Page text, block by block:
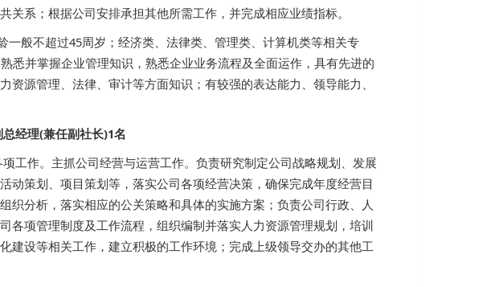
系；根据公司安排承担其他所需工作，并完成相应业绩指标。
一般不超过45周岁；经济类、法律类、管理类、计算机类等相关专
悉并掌握企业管理知识，熟悉企业业务流程及全面运作，具有先进的
源管理、法律、审计等方面知识；有较强的表达能力、领导能力、
经理(兼任副社长)1名
工作。主抓公司经营与运营工作。负责研究制定公司战略规划、发展
动策划、项目策划等，落实公司各项经营决策，确保完成年度经营目
织分析，落实相应的公关策略和具体的实施方案；负责公司行政、人
各项管理制度及工作流程，组织编制并落实人力资源管理规划，培训
建设等相关工作，建立积极的工作环境；完成上级领导交办的其他工